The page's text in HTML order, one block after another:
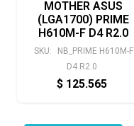
MOTHER ASUS
(LGA1700) PRIME
H610M-F D4 R2.0
SKU:
NB_PRIME H610M-F
D4 R2.0
$ 125.565